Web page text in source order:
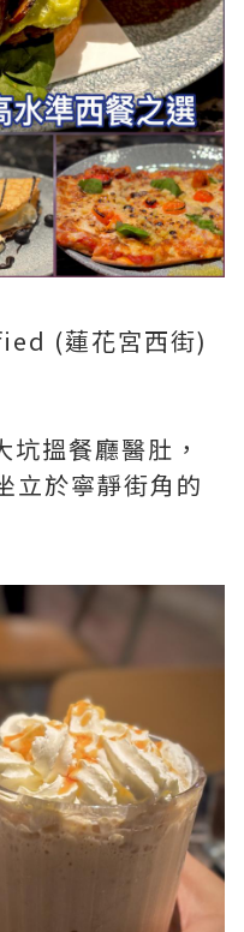
(蓮花宮西街)
搵餐廳醫肚，
於寧靜街角的